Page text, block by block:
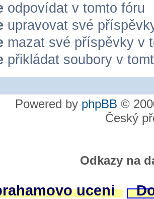
odpovídat v tomto fóru
upravovat své
mazat své příspěvky v
přikládat soubory v
Powered by phpBB ©
Český
Odkazy na
uceni